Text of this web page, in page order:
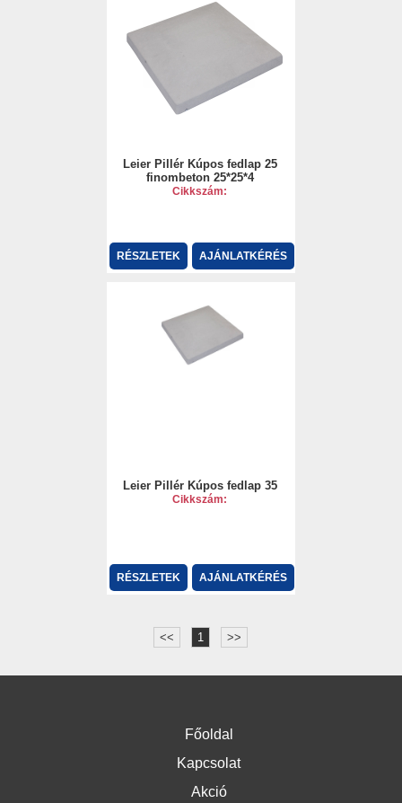
Leier Pillér Kúpos fedlap 25
finombeton 25*25*4
Cikkszám:
RÉSZLETEK AJÁNLATKÉRÉS
Leier Pillér Kúpos fedlap 35
Cikkszám:
RÉSZLETEK AJÁNLATKÉRÉS
<< 1 >>
Főoldal
Kapcsolat
Akció